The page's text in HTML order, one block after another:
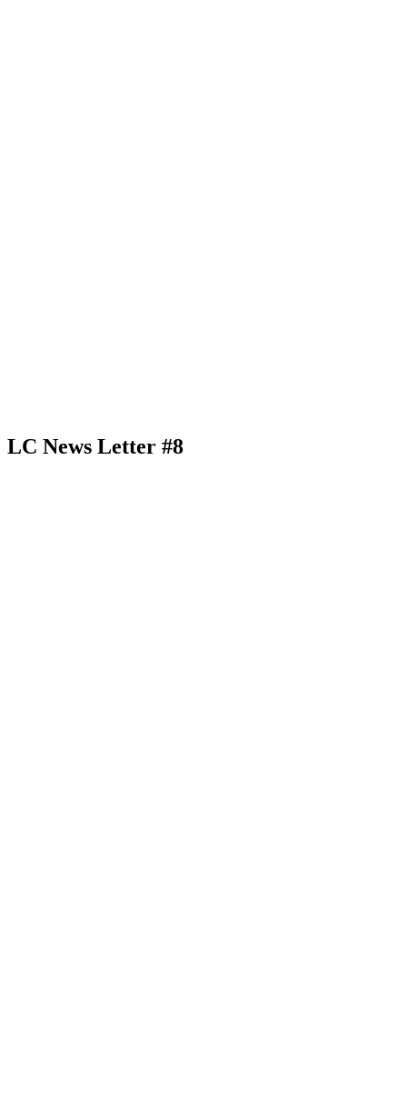
LC News Letter #8